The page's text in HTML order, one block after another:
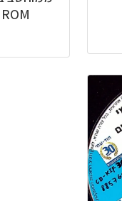
ROM – גליון מספר 1